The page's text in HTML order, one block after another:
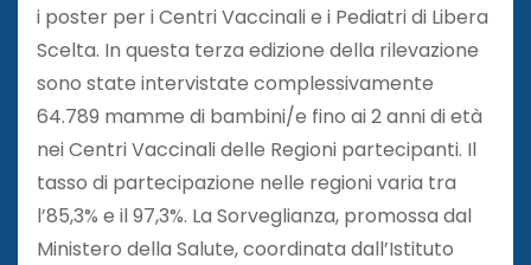
i poster per i Centri Vaccinali e i Pediatri di Libera
Scelta. In questa terza edizione della rilevazione
sono state intervistate complessivamente
64.789 mamme di bambini/e fino ai 2 anni di età
nei Centri Vaccinali delle Regioni partecipanti. Il
tasso di partecipazione nelle regioni varia tra
l’85,3% e il 97,3%. La Sorveglianza, promossa dal
Ministero della Salute, coordinata dall’Istituto